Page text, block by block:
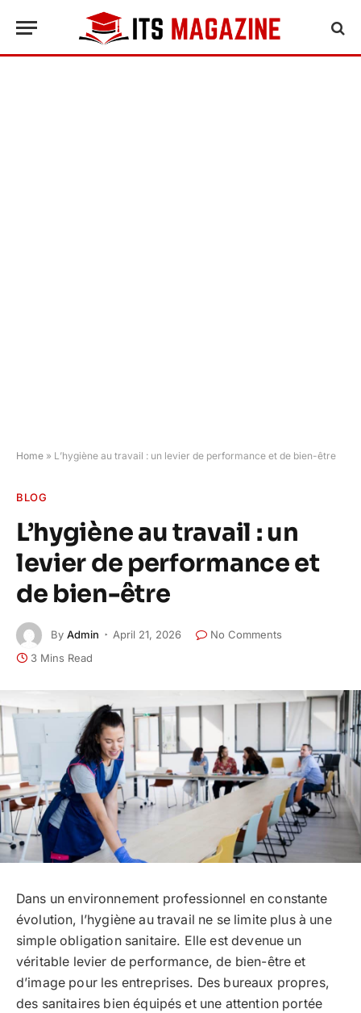
Home » L’hygiène au travail : un levier de performance et de bien-être
BLOG
L’hygiène au travail : un
levier de performance et
de bien-être
By Admin April 21, 2026
No Comments
3 Mins Read
Dans un environnement professionnel en constante
évolution, l’hygiène au travail ne se limite plus à une
simple obligation sanitaire. Elle est devenue un
véritable levier de performance, de bien-être et
d’image pour les entreprises. Des bureaux propres,
des sanitaires bien équipés et une attention portée